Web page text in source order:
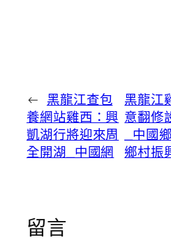
← 黑龍江查包
養網站雞西：興
凱湖行將迎來周
全開湖_中國網
黑龍江
意翻修
_中國
鄉村振
留言